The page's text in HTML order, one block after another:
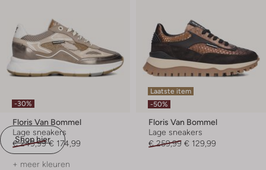
Shop hier
-30%
Floris Van Bommel
Lage sneakers
€ 249,99 € 174,99
+ meer kleuren
Laatste item
-50%
Floris Van Bommel
Lage sneakers
€ 259,99 € 129,99